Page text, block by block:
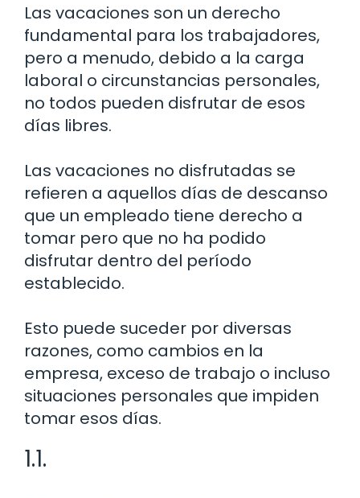
Las vacaciones son un derecho
fundamental para los trabajadores,
pero a menudo, debido a la carga
laboral o circunstancias personales,
no todos pueden disfrutar de esos
días libres.
Las vacaciones no disfrutadas se
refieren a aquellos días de descanso
que un empleado tiene derecho a
tomar pero que no ha podido
disfrutar dentro del período
establecido.
Esto puede suceder por diversas
razones, como cambios en la
empresa, exceso de trabajo o incluso
situaciones personales que impiden
tomar esos días.
1.1.